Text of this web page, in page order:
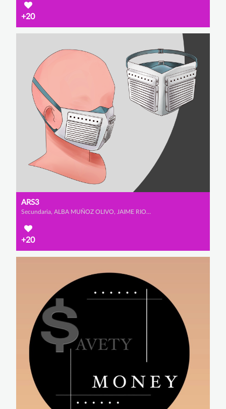
+20
ARS3
Secundaria, ALBA MUÑOZ OLIVO, JAIME RIOS URBANO y IRENE SAINZ ALCALA
+20